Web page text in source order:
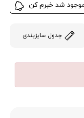
شد خبرم کن
جدول سایزبندی